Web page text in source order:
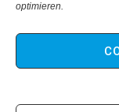
optimieren.